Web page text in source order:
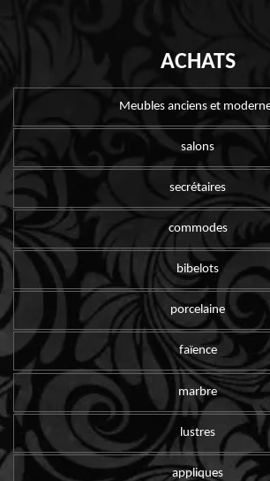
ACHATS
Meubles anciens et
salons
secrétaires
commodes
bibelots
porcelaine
faïence
marbre
lustres
appliques